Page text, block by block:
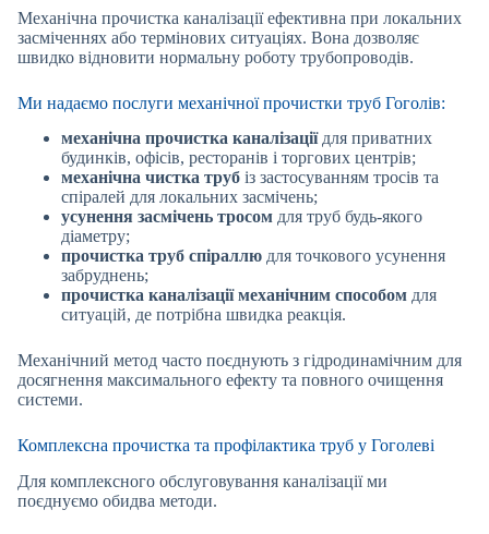
Механічна прочистка каналізації ефективна при локальних
засміченнях або термінових ситуаціях. Вона дозволяє
швидко відновити нормальну роботу трубопроводів.
Ми надаємо послуги механічної прочистки труб Гоголів:
механічна прочистка каналізаціїдля приватних
будинків, офісів, ресторанів і торгових центрів;
механічна чистка труб із застосуванням тросів та
спіралей для локальних засмічень;
усунення засмічень тросом для труб будь-якого
діаметру;
прочистка труб спіраллю для точкового усунення
забруднень;
прочистка каналізації механічним способом для
ситуацій, де потрібна швидка реакція.
Механічний метод часто поєднують з гідродинамічним для
досягнення максимального ефекту та повного очищення
системи.
Комплексна прочистка та профілактика труб у Гоголеві
Для комплексного обслуговування каналізації ми
поєднуємо обидва методи.